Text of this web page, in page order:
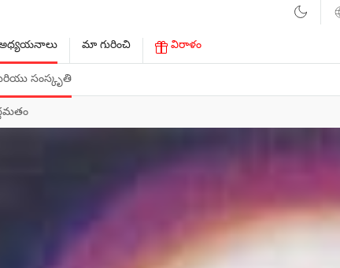
అధ్యయనాలు
సంస్కృతి
మా గురించి విరాళం